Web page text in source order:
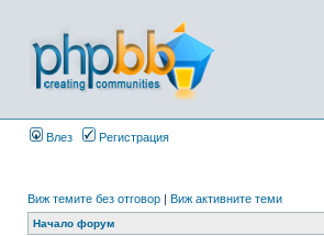
Влез Регистрация
Виж темите без отговор | Виж активните теми
Начало форум